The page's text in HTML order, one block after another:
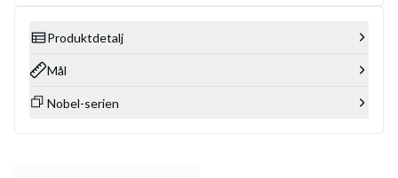
Produktdetalj
Mål
Nobel-serien